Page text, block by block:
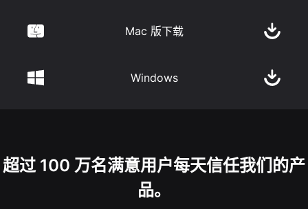
Mac 版下载
Windows
超过 100 万名满意用户每天信任我们的产
品。